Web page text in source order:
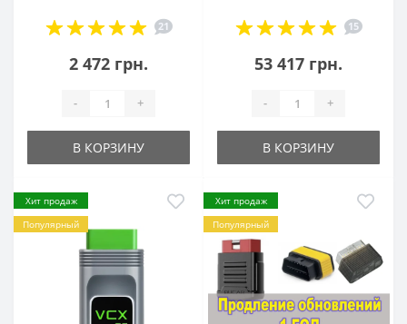
21
2 472 грн.
- +
В КОРЗИНУ
15
53 417 грн.
- +
В КОРЗИНУ
Хит продаж
Популярный
Хит продаж
Популярный